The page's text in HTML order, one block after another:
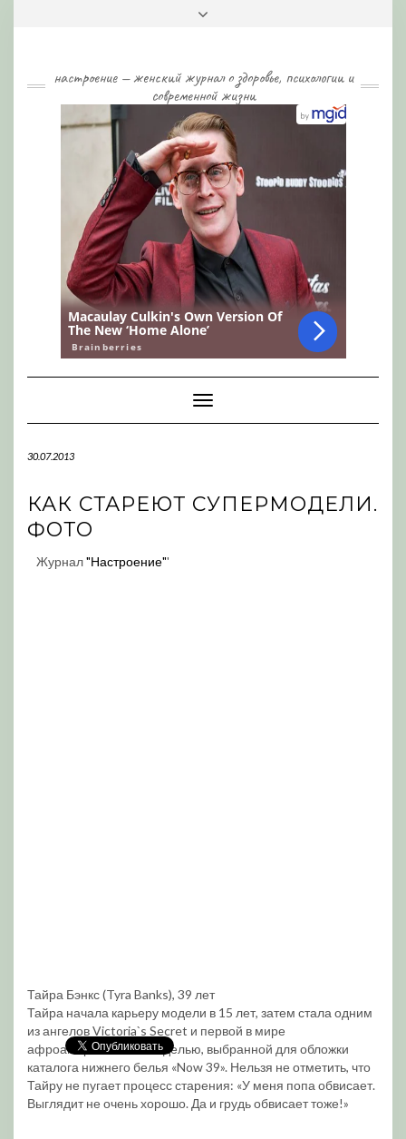
настроение — женский журнал о здоровье, психологии и
современной жизни
Toggle
Navigation
30.07.2013
КАК СТАРЕЮТ СУПЕРМОДЕЛИ.
ФОТО
Журнал"Настроение"'
Тайра Бэнкс (Tyra Banks), 39 лет
Тайра начала карьеру модели в 15 лет, затем стала одним
из ангелов Victoria`s Secret и первой в мире
афроамериканской моделью, выбранной для обложки
каталога нижнего белья «Now 39». Нельзя не отметить, что
Тайру не пугает процесс старения: «У меня попа обвисает.
Выглядит не очень хорошо. Да и грудь обвисает тоже!»